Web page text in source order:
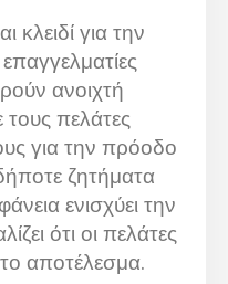
κλειδί για την
ανοιχτή
τους πελάτες
για την πρόοδο
ζητήματα
ενισχύει την
ότι οι πελάτες
το αποτέλεσμα.